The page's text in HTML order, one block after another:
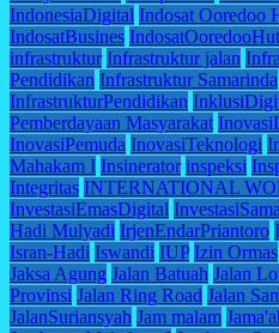
IndonesiaDigital Indosat Ooredoo
IndosatBusines
infrastruktur Infrastruktur jalan
Pendidikan Infrastruktur Samarinda
InfrastrukturPendidikan
Pemberdayaan Masyarakat
InovasiPemuda InovasiTeknologi
Mahakam I Insinerator inspeksi
Integritas INTERNATIONAL
InvestasiEmasDigital
Hadi Mulyadi IrjenEndarPriantoro
Isran-Hadi Iswandi IUP Izin Ormas
Jaksa Agung Jalan Batuah Jalan
Provinsi Jalan Ring Road Jalan
JalanSuriansyah Jam malam